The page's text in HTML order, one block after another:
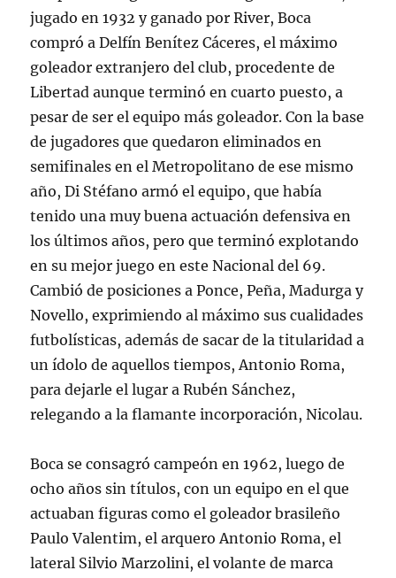
jugado en 1932 y ganado por River, Boca
compró a Delfín Benítez Cáceres, el máximo
goleador extranjero del club, procedente de
Libertad aunque terminó en cuarto puesto, a
pesar de ser el equipo más goleador. Con la base
de jugadores que quedaron eliminados en
semifinales en el Metropolitano de ese mismo
año, Di Stéfano armó el equipo, que había
tenido una muy buena actuación defensiva en
los últimos años, pero que terminó explotando
en su mejor juego en este Nacional del 69.
Cambió de posiciones a Ponce, Peña, Madurga y
Novello, exprimiendo al máximo sus cualidades
futbolísticas, además de sacar de la titularidad a
un ídolo de aquellos tiempos, Antonio Roma,
para dejarle el lugar a Rubén Sánchez,
relegando a la flamante incorporación, Nicolau.
Boca se consagró campeón en 1962, luego de
ocho años sin títulos, con un equipo en el que
actuaban figuras como el goleador brasileño
Paulo Valentim, el arquero Antonio Roma, el
lateral Silvio Marzolini, el volante de marca